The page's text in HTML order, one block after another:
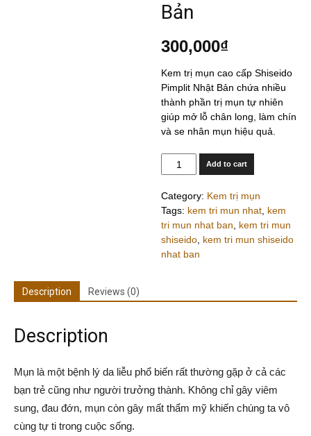
Bản
300,000₫
Kem trị mụn cao cấp Shiseido
Pimplit Nhật Bản chứa nhiều
thành phần trị mụn tự nhiên
giúp mở lỗ chân long, làm chín
và se nhân mụn hiệu quả.
Quantity Add to cart
Category: Kem trị mụn
Tags: kem tri mun nhat kem
tri mun nhat ban
kem tri mun
shiseido kem tri mun shiseido
nhat ban
Description Reviews (0)
Description
Mụn là một bệnh lý da liễu phổ biến rất thường gặp ở cả các
bạn trẻ cũng như người trưởng thành. Không chỉ gây viêm
sung, đau đớn, mụn còn gây mất thẩm mỹ khiến chúng ta vô
cùng tự ti trong cuộc sống.